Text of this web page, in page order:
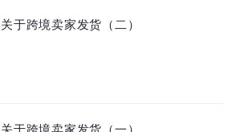
关于跨境卖家发货（二）